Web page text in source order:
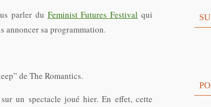
parler du Feminist Futures Festival qui
annoncer sa programmation.
de The Romantics.
un spectacle joué hier. En effet, cette